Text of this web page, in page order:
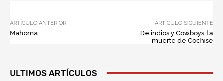
ARTÍCULO ANTERIOR
Mahoma
ARTÍCULO SIGUIENTE
De indios y Cowboys: la
muerte de Cochise
ULTIMOS ARTÍCULOS